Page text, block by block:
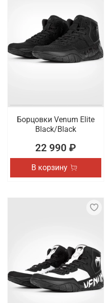
Борцовки Venum Elite
Black/Black
22 990 ₽
В корзину